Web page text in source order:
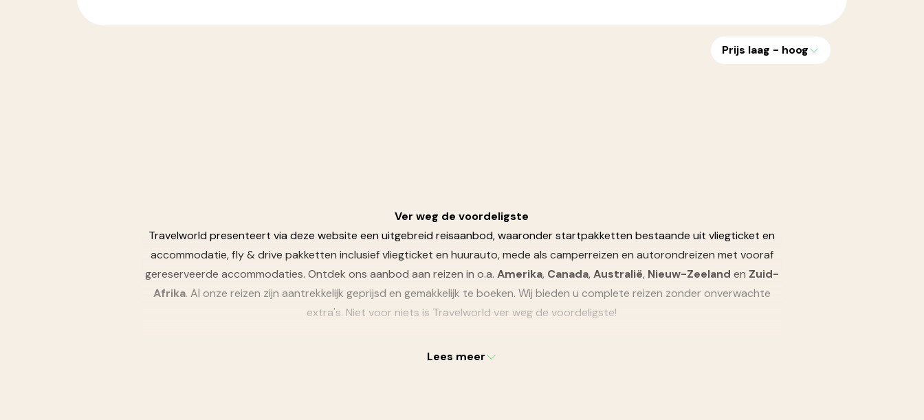
Prijs laag - hoog
Ver weg de voordeligste
Travelworld presenteert via deze website een uitgebreid reisaanbod, waaronder startpakketten bestaande uit vliegticket en
accommodatie, fly & drive pakketten inclusief vliegticket en huurauto, mede als camperreizen en autorondreizen met vooraf
gereserveerde accommodaties. Ontdek ons aanbod aan reizen in o.a. Amerika, Canada, Australië, Nieuw-Zeeland en Zuid-
Afrika. Al onze reizen zijn aantrekkelijk geprijsd en gemakkelijk te boeken. Wij bieden u complete reizen zonder onverwachte
extra's. Niet voor niets is Travelworld ver weg de voordeligste!
Lees meer